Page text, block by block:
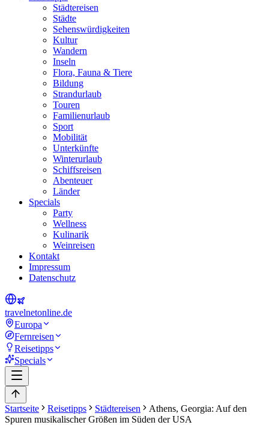
Städtereisen
Städte
Sehenswürdigkeiten
Kultur
Wandern
Inseln
Flora, Fauna & Tiere
Bildung
Strandurlaub
Touren
Familienurlaub
Sport
Mobilität
Unterkünfte
Winterurlaub
Schiffsreisen
Abenteuer
Länder
Specials
Party
Wellness
Kulinarik
Weinreisen
Kontakt
Impressum
Datenschutz
travelnetonline.de
Europa
Fernreisen
Reisetipps
Specials
Startseite Reisetipps Städtereisen
Athens, Georgia: Auf den
Spuren musikalischer Größen im Süden der USA